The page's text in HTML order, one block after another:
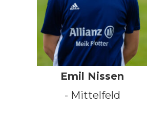
Emil Nissen
- Mittelfeld